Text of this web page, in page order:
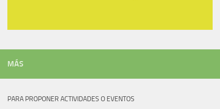
MÁS
PARA PROPONER ACTIVIDADES O EVENTOS